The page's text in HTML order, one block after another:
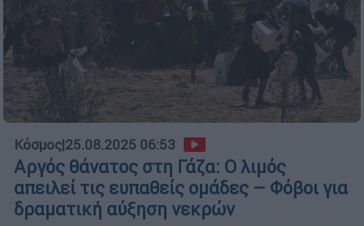
Κόσμος|25.08.2025 06:53
Αργός θάνατος στη Γάζα: Ο λιμός
απειλεί τις ευπαθείς ομάδες – Φόβοι για
δραματική αύξηση νεκρών